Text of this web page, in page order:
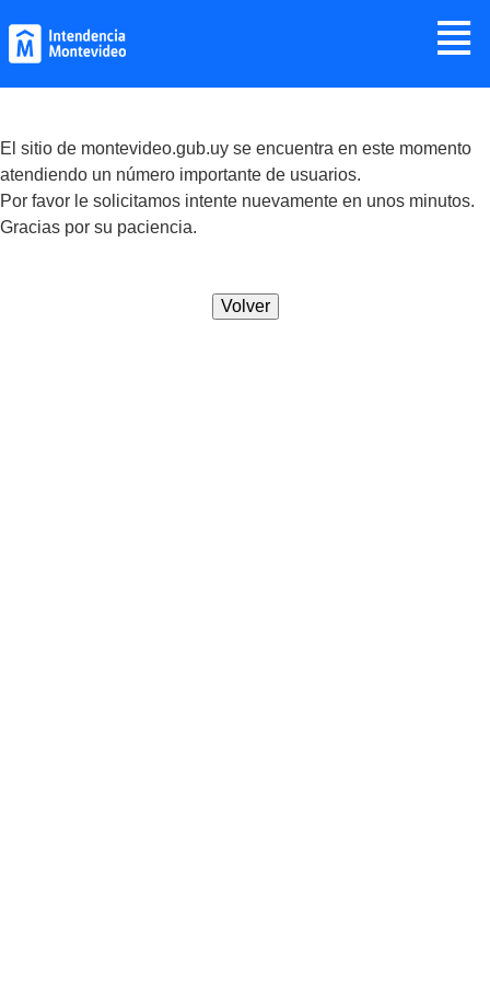
≣
El sitio de montevideo.gub.uy se encuentra en este momento
atendiendo un número importante de usuarios.
Por favor le solicitamos intente nuevamente en unos minutos.
Gracias por su paciencia.
Volver